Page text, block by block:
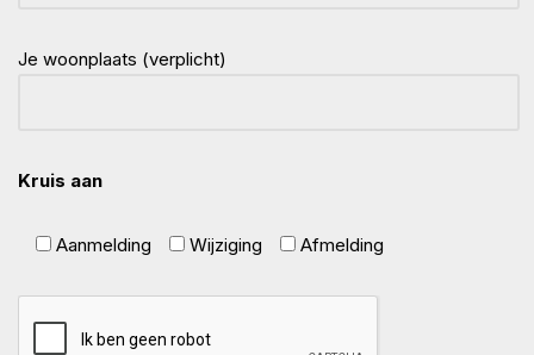
Je woonplaats (verplicht)
Kruis aan
Aanmelding Wijziging Afmelding